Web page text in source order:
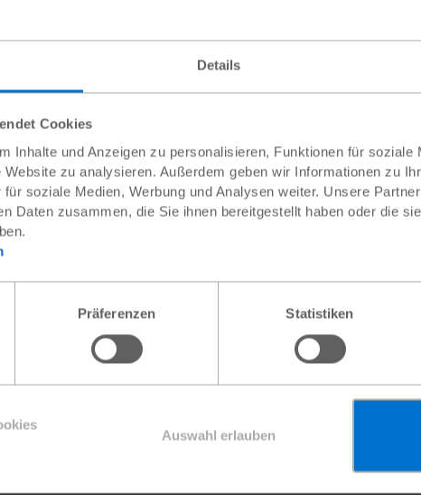
Details
Cookies
Inhalte und Anzeigen zu personalisieren, Funktionen für soziale
zu analysieren. Außerdem geben wir Informationen zu
soziale Medien, Werbung und Analysen weiter. Unsere
Daten zusammen, die Sie ihnen bereitgestellt haben oder die
Präferenzen Statistiken
Auswahl erlauben
in Simbabwe
Betrag
oder
werden.
andere dringende Plan-Projekte verwendet.
zu halten, gehört das Plan-Büro in Österreich zu Plan
auch in Österreich steuerlich absetzbar!